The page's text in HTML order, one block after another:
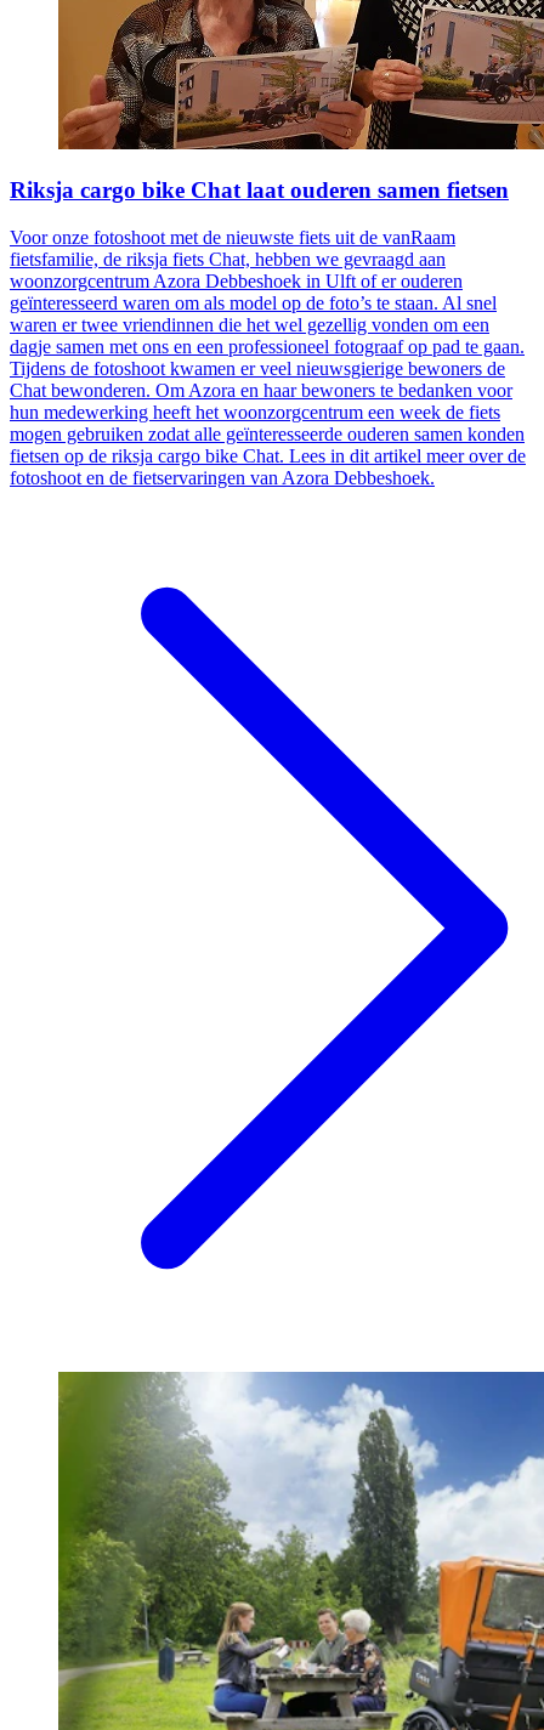
Riksja cargo bike Chat laat ouderen samen fietsen
Voor onze fotoshoot met de nieuwste fiets uit de vanRaam
fietsfamilie, de riksja fiets Chat, hebben we gevraagd aan
woonzorgcentrum Azora Debbeshoek in Ulft of er ouderen
geïnteresseerd waren om als model op de foto’s te staan. Al snel
waren er twee vriendinnen die het wel gezellig vonden om een
dagje samen met ons en een professioneel fotograaf op pad te gaan.
Tijdens de fotoshoot kwamen er veel nieuwsgierige bewoners de
Chat bewonderen. Om Azora en haar bewoners te bedanken voor
hun medewerking heeft het woonzorgcentrum een week de fiets
mogen gebruiken zodat alle geïnteresseerde ouderen samen konden
fietsen op de riksja cargo bike Chat. Lees in dit artikel meer over de
fotoshoot en de fietservaringen van Azora Debbeshoek.